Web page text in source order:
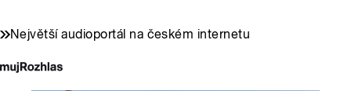
Největší audioportál na českém internetu